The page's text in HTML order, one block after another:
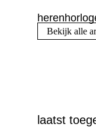
Bekijk alle
laatst